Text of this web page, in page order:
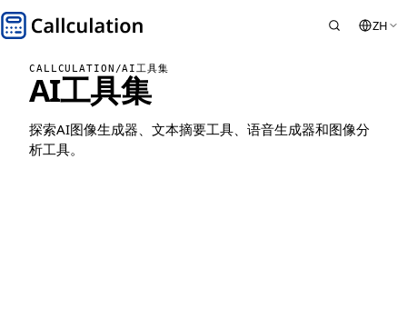
ZH
CALLCULATION /AI工具集
AI工具集
探索AI图像生成器、文本摘要工具、语音生成器和图像分
析工具。